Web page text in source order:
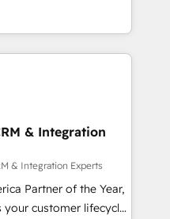
marketing, and
Integrations: Layer
coaching. Buying
a stale portal?
100inc は何
基盤に、AIエージェン
務（マーケティング・営
業部・グループ会社・部
盤に再構築します。意
走します。 1️⃣
ータの一元化から、
全Hub統合運用、デー
統合に対応します。
& Integration
& Integration Experts
Partner of the Year,
your customer lifecycle